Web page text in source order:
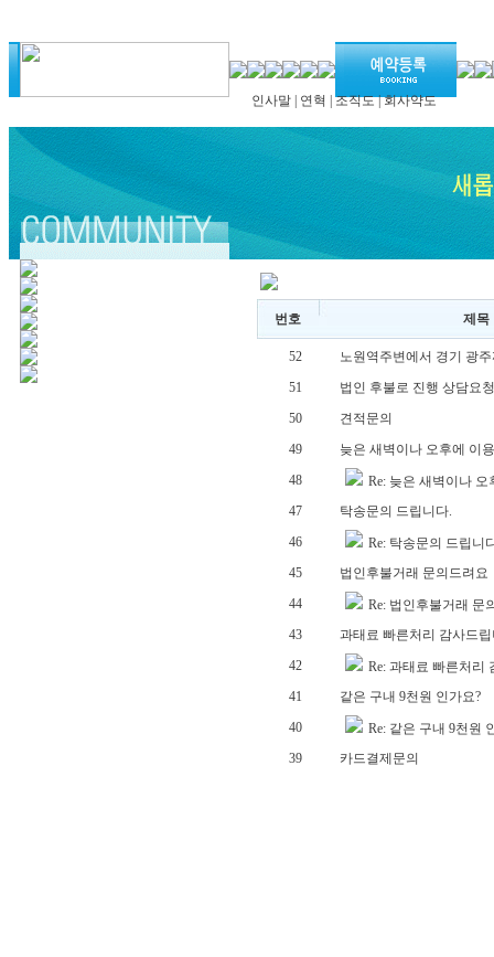
인사말 연혁 조직도|회사약도
번호 제목
52
노원역주변에서 경기 광
51
법인 후불로 진행 상담요청
50
견적문의
49
늦은 새벽이나 오후에 이
48
Re: 늦은 새벽이나
47
탁송문의 드립니다.
46
Re: 탁송문의 드립니
45
법인후불거래 문의드려요
44
Re: 법인후불거래 문
43
과태료 빠른처리 감사드
42
Re: 과태료 빠른처리
41
같은 구내 9천원 인가요?
40
Re: 같은 구내 9천원
39
카드결제문의